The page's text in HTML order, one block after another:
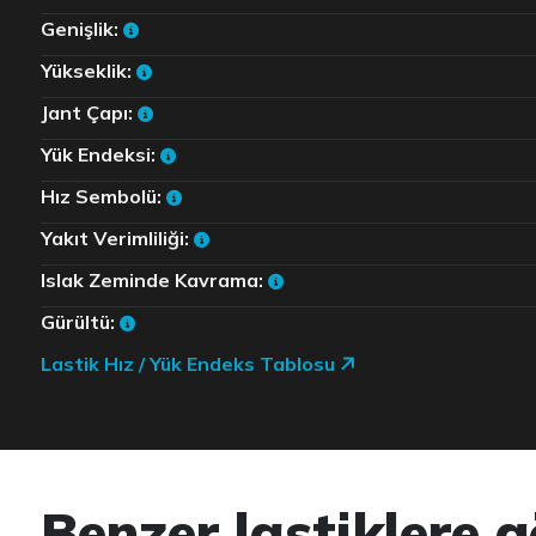
Genişlik:
Yükseklik:
Jant Çapı:
Yük Endeksi:
Hız Sembolü:
Yakıt Verimliliği:
Islak Zeminde Kavrama:
Gürültü:
Lastik Hız / Yük Endeks Tablosu